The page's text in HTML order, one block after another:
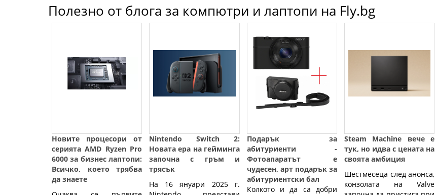
Полезно от блога за компютри и лаптопи на Fly.bg
Новите процесори от
серията AMD Ryzen Pro
6000 за бизнес лаптопи:
Всичко, което трябва
да знаете
Nintendo Switch 2:
Новата ера на гейминга
започна с гръм и
трясък
На 16 януари 2025 г.
Подарък за
абитуриенти -
Фотоапаратът е
чудесен, арт подарък за
абитуриентски бал
Колкото и да са добри
Steam Machine вече е
тук, но идва с цената на
своята амбиция
Шестмесеца след анонса,
конзолата на Valve